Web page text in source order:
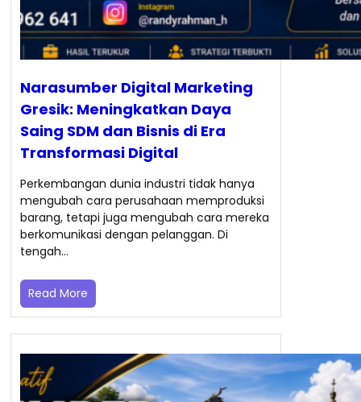
Narasumber Digital Marketing
Gresik: Meningkatkan Daya
Saing SDM dan Bisnis di Era
Transformasi Digital
Perkembangan dunia industri tidak hanya
mengubah cara perusahaan memproduksi
barang, tetapi juga mengubah cara mereka
berkomunikasi dengan pelanggan. Di
tengah…
Read More